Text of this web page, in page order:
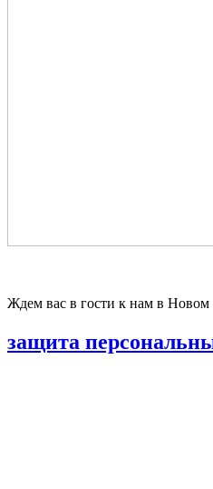
Ждем вас в гости к нам в Новом
защита